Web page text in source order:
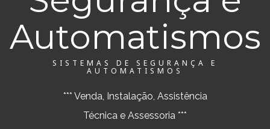
SISTEMAS DE SEGURANÇA E
AUTOMATISMOS
*** Venda, Instalação, Assistência
Técnica e Assessoria ***